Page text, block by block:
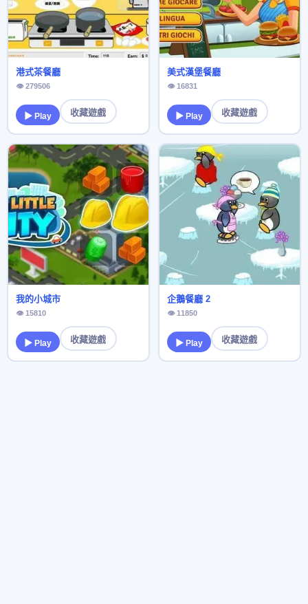
港式茶餐廳
👁 279506
▶ Play 收藏遊戲
美式漢堡餐廳
👁 16831
▶ Play 收藏遊戲
我的小城市
👁 15810
▶ Play 收藏遊戲
企鵝餐廳 2
👁 11850
▶ Play 收藏遊戲